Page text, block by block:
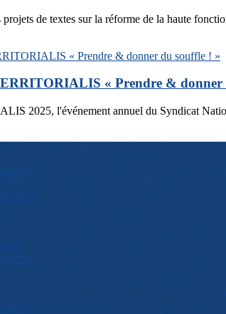
projets de textes sur la réforme de la haute
« Prendre & donner
2025, l'événement annuel du Syndicat
74 25
22 62